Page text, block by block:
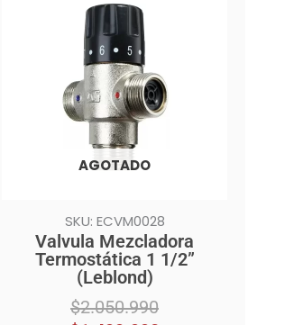
AGOTADO
SKU: ECVM0028
Valvula Mezcladora
Termostática 1 1/2”
(Leblond)
$2.050.990
$2.050.990.
$1.499.990.